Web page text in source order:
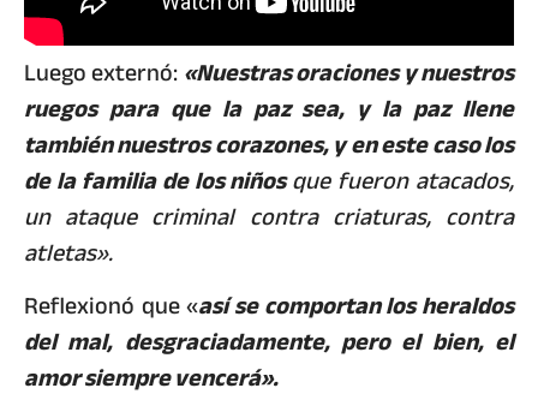
Luego externó:«Nuestras oraciones y nuestros
ruegos para que la paz sea, y la paz llene
también nuestros corazones, y en este caso los
de la familia de los niñosque fueron atacados,
un ataque criminal contra criaturas, contra
atletas».
Reflexionó que «así se comportan los heraldos
del mal, desgraciadamente, pero el bien, el
amor siempre vencerá».